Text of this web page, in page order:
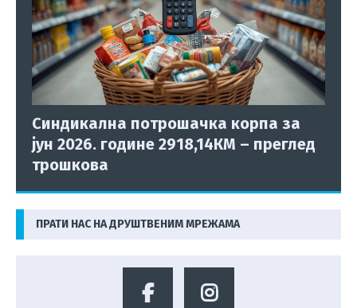
Синдикална потрошачка корпа за
јун 2026. године 2918,14КМ – преглед
трошкова
ПРАТИ НАС НА ДРУШТВЕНИМ МРЕЖАМА